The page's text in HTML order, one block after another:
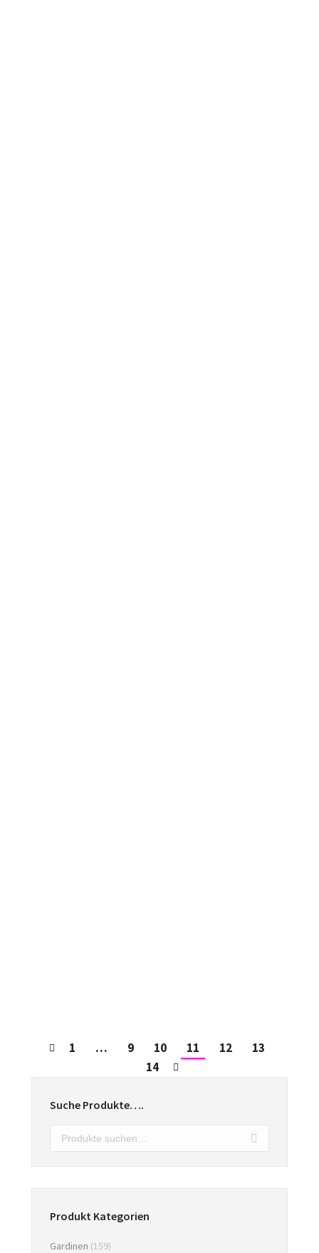
1 … 9 10 11 12
13
14
Suche Produkte….
Produkt Kategorien
Gardinen (159)